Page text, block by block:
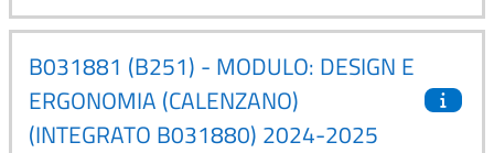
B031881 (B251) - MODULO: DESIGN E
ERGONOMIA (CALENZANO)
(INTEGRATO B031880) 2024-2025